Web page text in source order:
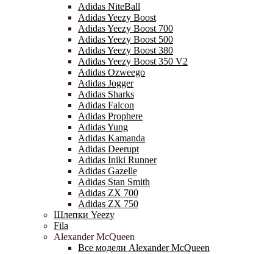
Adidas NiteBall
Adidas Yeezy Boost
Adidas Yeezy Boost 700
Adidas Yeezy Boost 500
Adidas Yeezy Boost 380
Adidas Yeezy Boost 350 V2
Adidas Ozweego
Adidas Jogger
Adidas Sharks
Adidas Falcon
Adidas Prophere
Adidas Yung
Adidas Kamanda
Adidas Deerupt
Adidas Iniki Runner
Adidas Gazelle
Adidas Stan Smith
Adidas ZX 700
Adidas ZX 750
Шлепки Yeezy
Fila
Alexander McQueen
Все модели Alexander McQueen